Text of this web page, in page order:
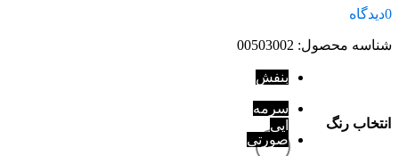
0دیدگاه
شناسه محصول: 00503002
انتخاب رنگ
بنفش
سرمه
ایی
صورتی